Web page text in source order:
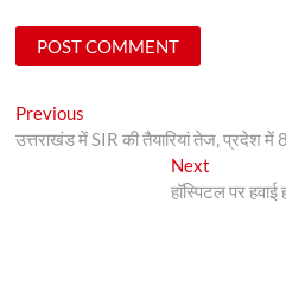
Post
navigation
Previous
post:
उत्तराखंड में SIR की तैयारियां तेज, प्रदेश में
NextNext
post:
हॉस्पिटल पर